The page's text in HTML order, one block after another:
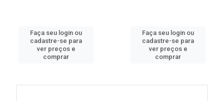
Faça seu login ou
cadastre-se para
ver preços e
comprar
Faça seu login ou
cadastre-se para
ver preços e
comprar